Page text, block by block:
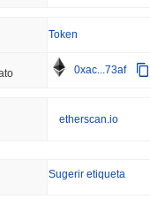
Token
0xac...73af
etherscan.io
Sugerir etiqueta